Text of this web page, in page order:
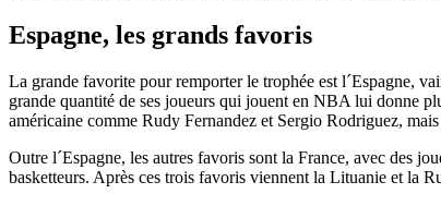
Espagne, les grands favoris
La grande favorite pour remporter le trophée est l´Espagne,
grande quantité de ses joueurs qui jouent en NBA lui donne
américaine comme Rudy Fernandez et Sergio Rodriguez,
Outre l´Espagne, les autres favoris sont la France, avec des
basketteurs. Après ces trois favoris viennent la Lituanie et la